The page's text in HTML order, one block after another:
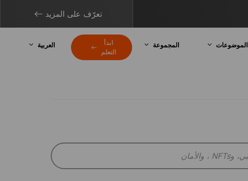
تعرّف على المزيد
الموضوعات المجموعة
ابدأ
التعلم
العربية